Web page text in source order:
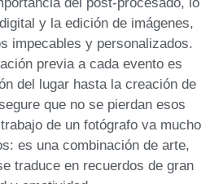
‍y la‌ edición de imágenes,
impecables y personalizados.
previa a cada evento es
del lugar hasta la creación de
que no se ⁢pierdan esos
de un fotógrafo ‌va mucho
es una⁢ combinación de arte,⁣
traduce en recuerdos​ de gran